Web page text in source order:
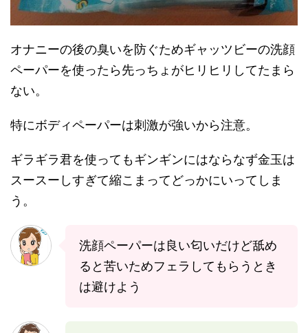
オナニーの後の臭いを防ぐためギャッツビーの洗顔
ペーパーを使ったら先っちょがヒリヒリしてたまら
ない。
特にボディペーパーは刺激が強いから注意。
ギラギラ君を使ってもギンギンにはならなず金玉は
スースーしすぎて縮こまってどっかにいってしま
う。
洗顔ペーパーは良い匂いだけど舐め
ると苦いためフェラしてもらうとき
は避けよう